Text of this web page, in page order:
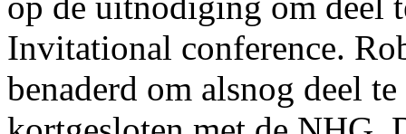
Invitational conference.
benaderd om alsnog deel